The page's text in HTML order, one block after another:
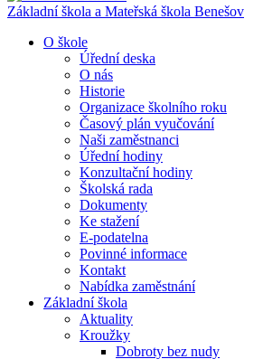
Základní škola a Mateřská škola Benešov
O škole
Úřední deska
O nás
Historie
Organizace školního roku
Časový plán vyučování
Naši zaměstnanci
Úřední hodiny
Konzultační hodiny
Školská rada
Dokumenty
Ke stažení
E-podatelna
Povinné informace
Kontakt
Nabídka zaměstnání
Základní škola
Aktuality
Kroužky
Dobroty bez nudy